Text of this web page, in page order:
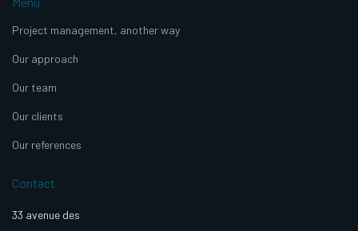
Project management, another way
Our approach
Our team
Our clients
Our references
Contact
33 avenue des